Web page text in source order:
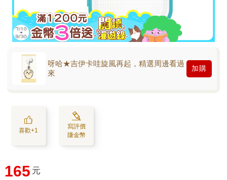
呀哈★吉伊卡哇旋風再起，精選周邊看過
來
加購
喜歡+1
寫評價
賺金幣
165 元